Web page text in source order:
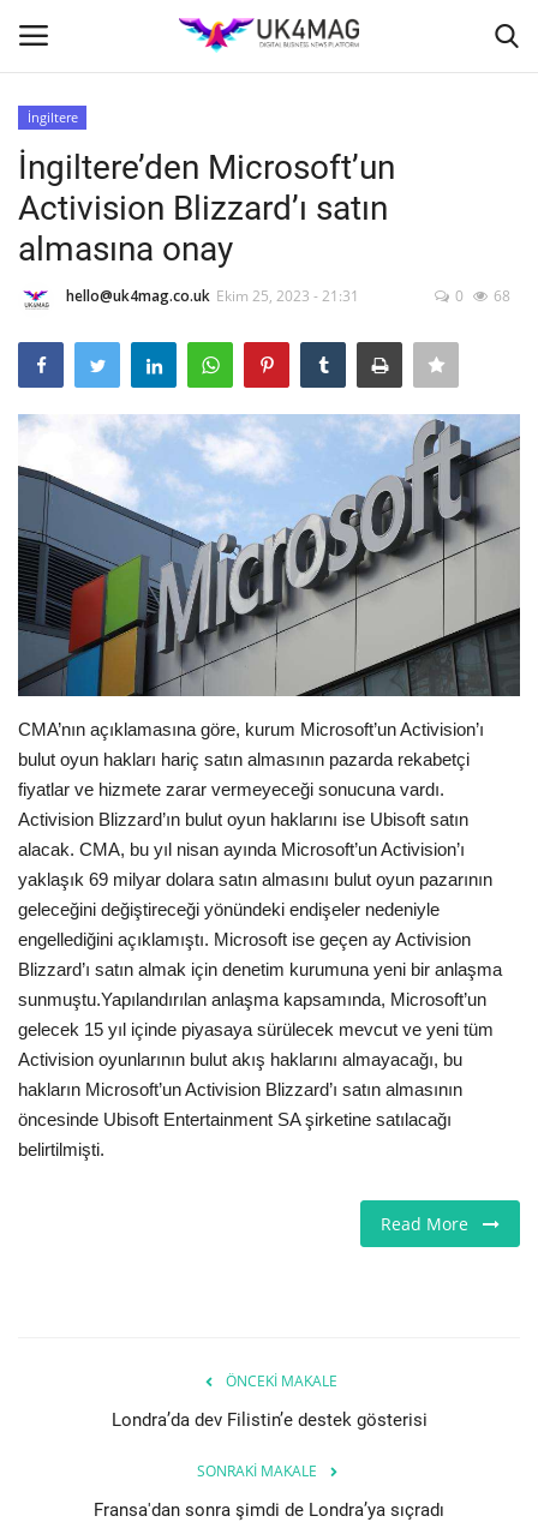
Ana Sayfa
TVNET
İş İlanları
Seri İlanlar
İngiltere
Videolar
İş & Ekonomi
Pazaryeri
Kültür - Sanat
Firma Rehberi
Sağlık
Restoranlar
Etkinlik
İngiltere
İngiltere’den Microsoft’un
Activision Blizzard’ı satın
almasına onay
hello@uk4mag.co.uk Ekim 25, 2023 - 21:31 0 68
CMA’nın açıklamasına göre, kurum Microsoft’un Activision’ı
bulut oyun hakları hariç satın almasının pazarda rekabetçi
fiyatlar ve hizmete zarar vermeyeceği sonucuna vardı.
Activision Blizzard’ın bulut oyun haklarını ise Ubisoft satın
alacak. CMA, bu yıl nisan ayında Microsoft’un Activision’ı
yaklaşık 69 milyar dolara satın almasını bulut oyun pazarının
geleceğini değiştireceği yönündeki endişeler nedeniyle
engellediğini açıklamıştı. Microsoft ise geçen ay Activision
Blizzard’ı satın almak için denetim kurumuna yeni bir anlaşma
sunmuştu.Yapılandırılan anlaşma kapsamında, Microsoft’un
gelecek 15 yıl içinde piyasaya sürülecek mevcut ve yeni tüm
Activision oyunlarının bulut akış haklarını almayacağı, bu
hakların Microsoft’un Activision Blizzard’ı satın almasının
öncesinde Ubisoft Entertainment SA şirketine satılacağı
belirtilmişti.
Read More
ÖNCEKI MAKALE
Londra’da dev Filistin’e destek gösterisi
SONRAKI MAKALE
Fransa'dan sonra şimdi de Londra’ya sıçradı